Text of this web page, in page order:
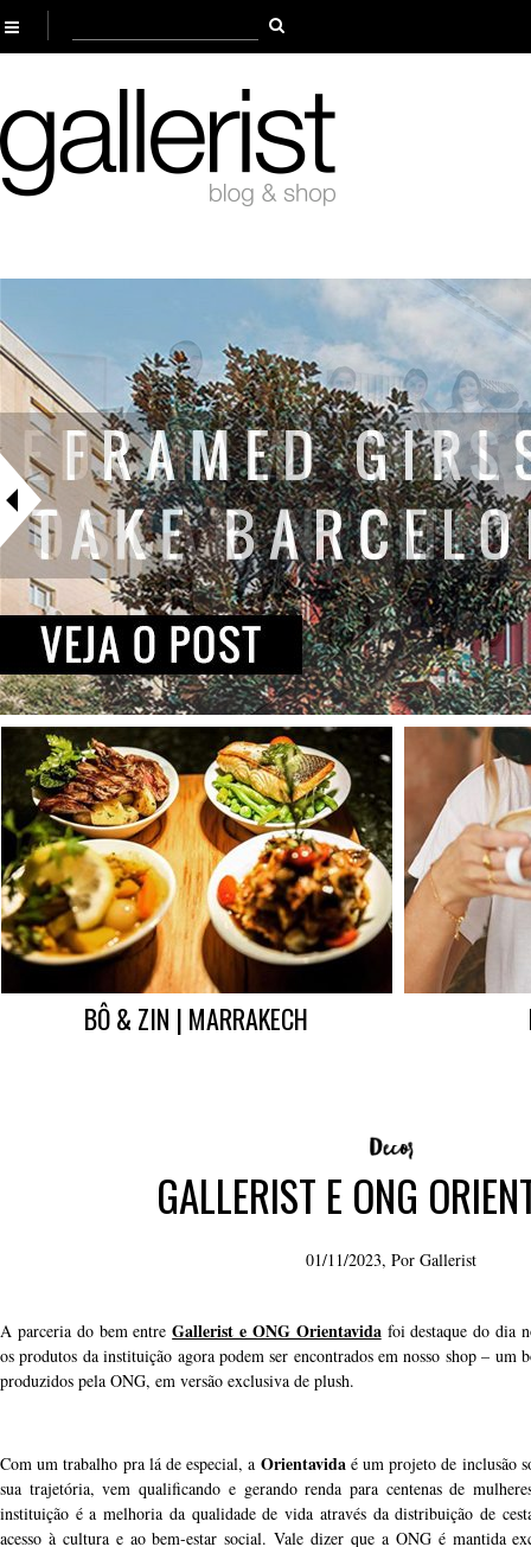
BÔ & ZIN | MARRAKECH
GALLERIST E ONG
01/11/2023, Por Gallerist
A parceria do bem entreGallerist e ONG Orientavidafoi destaque do dia
os produtos da instituição agora podem ser encontrados em nosso shop – um
produzidos pela ONG, em versão exclusiva de plush.
Com um trabalho pra lá de especial, a Orientavidaé um projeto de inclusão
sua trajetória, vem qualificando e gerando renda para centenas de
instituição é a melhoria da qualidade de vida através da distribuição de
acesso à cultura e ao bem-estar social. Vale dizer que a ONG é mantida